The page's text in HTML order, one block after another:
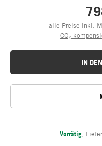
alle Preise inkl.
CO₂-
IN
Vorrätig